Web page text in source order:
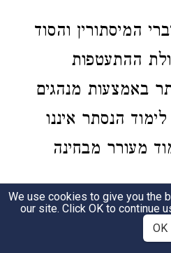
המיסתורין והסוד
ההתעטפות
באמצעות מנהגים
הנסתר איננו
מעורר מבחינה
מפרשת אמור
אלה איבדו
We use cookies to give you the
our site. Click OK to continue
OK